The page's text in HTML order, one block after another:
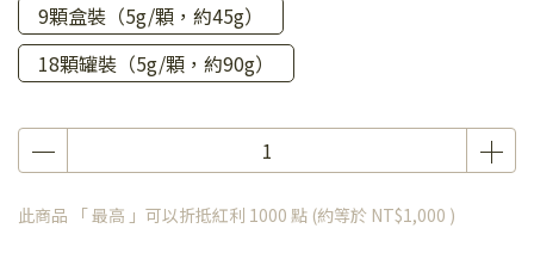
9顆盒裝（5g/顆，約45g）
18顆罐裝（5g/顆，約90g）
此商品 「 最高 」可以折抵紅利 1000 點 (約等於 NT$1,000 )